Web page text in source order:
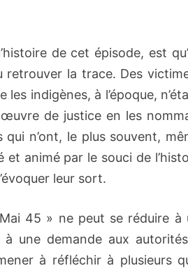
de cet épisode, est
retrouver la trace. Des
indigènes, à l’époque,
de justice en les
n’ont, le plus souvent,
animé par le souci de
leur sort.
45 » ne peut se réduire à
une demande aux
à réfléchir à plusieurs